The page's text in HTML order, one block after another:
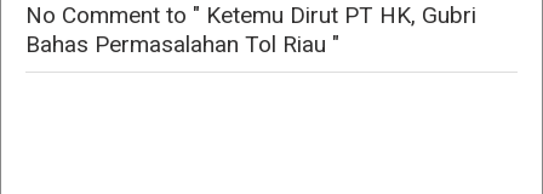
No Comment to " Ketemu Dirut PT HK, Gubri
Bahas Permasalahan Tol Riau "